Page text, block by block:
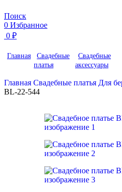
Поиск
0 Избранное
0 ₽
Главная
Свадебные
платья
Свадебные
аксессуары
Главная Свадебные платья Для
BL-22-544